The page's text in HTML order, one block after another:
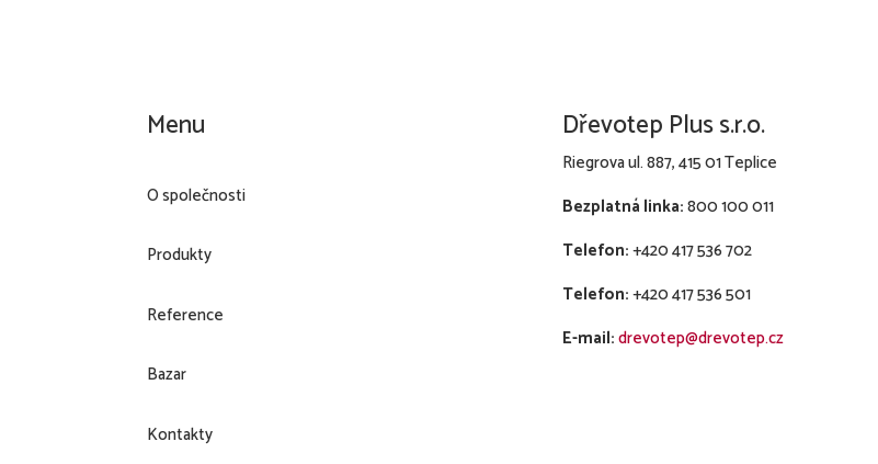
Menu
O společnosti
Produkty
Reference
Bazar
Kontakty
Dřevotep Plus s.r.o.
Riegrova ul. 887, 415 01 Teplice
Bezplatná linka:800 100 011
Telefon:+420 417 536 702
Telefon:+420 417 536 501
E-mail:drevotep@drevotep.cz